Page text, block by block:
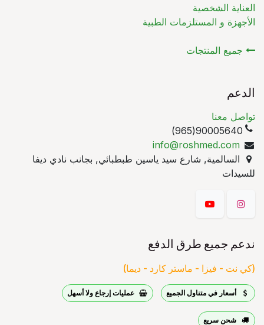
العناية الشخصية
الأجهزة و المستلزمات الطبية
جميع المنتجات
الدعم
تواصل معنا
90005640(965)
info@roshmed.com
السالمية, شارع سيد ياسين طبطبائي, بجانب نادي ديفا
للسيدات
ندعم جميع طرق الدفع
(كي نت - فيزا - ماستر كارد - ديما)
أسعار في متناول الجميع عمليات إرجاع ولا أسهل
شحن سريع